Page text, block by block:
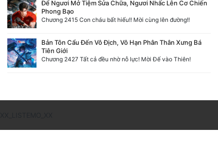
Để Ngươi Mở Tiệm Sửa Chữa, Ngươi Nhấc Lên Cơ Chiến
Phong Bạo
Chương 2415 Con cháu bất hiếu!! Mời cùng lên đường!!
Bản Tôn Cẩu Đến Vô Địch, Vô Hạn Phân Thân Xưng Bá
Tiên Giới
Chương 2427 Tất cả đều nhờ nỗ lực! Mời Đế vào Thiên!